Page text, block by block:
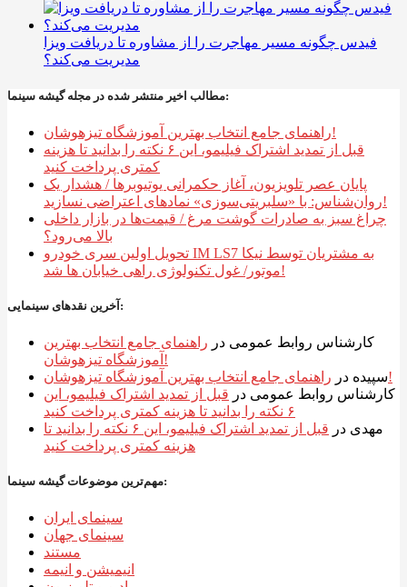
فیدس چگونه مسیر مهاجرت را از مشاوره تا دریافت ویزا
مدیریت می‌کند؟
مطالب اخیر منتشر شده در مجله گیشه سینما:
راهنمای جامع انتخاب بهترین آموزشگاه تیزهوشان!
قبل از تمدید اشتراک فیلیمو، این ۶ نکته را بدانید تا هزینه
کمتری پرداخت کنید
پایان عصر تلویزیون، آغاز حکمرانی یوتیوبرها / هشدار یک
روان‌شناس: با «سلبریتی‌سوزی» نمادهای اعتراضی نسازید!
چراغ سبز به صادرات گوشت مرغ / قیمت‌ها در بازار داخلی
بالا می‌رود؟
تحویل اولین سری خودرو IM LS7 به مشتریان توسط نیکا
موتور/ غول تکنولوژی راهی خیابان ها شد!
آخرین نقدهای سینمایی:
کارشناس روابط عمومی در راهنمای جامع انتخاب بهترین
آموزشگاه تیزهوشان!
سپیده در
راهنمای جامع انتخاب بهترین آموزشگاه تیزهوشان!
کارشناس روابط عمومی در قبل از تمدید اشتراک فیلیمو، این
۶ نکته را بدانید تا هزینه کمتری پرداخت کنید
مهدی در
قبل از تمدید اشتراک فیلیمو، این ۶ نکته را بدانید تا
هزینه کمتری پرداخت کنید
مهم‌ترین موضوعات گیشه سینما:
سینمای ایران
سینمای جهان
مستند
انیمیشن و انیمه